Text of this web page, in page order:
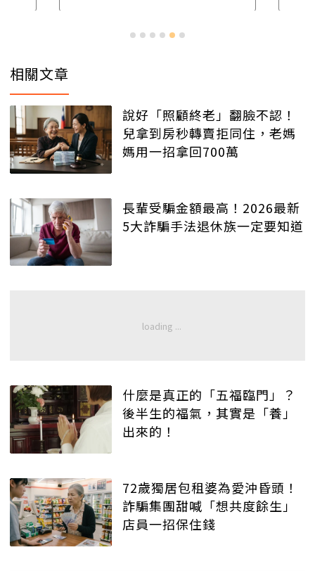
相關文章
說好「照顧終老」翻臉不認！
兒拿到房秒轉賣拒同住，老媽
媽用一招拿回700萬
長輩受騙金額最高！2026最新
5大詐騙手法退休族一定要知道
什麼是真正的「五福臨門」？
後半生的福氣，其實是「養」
出來的！
72歲獨居包租婆為愛沖昏頭！
詐騙集團甜喊「想共度餘生」
店員一招保住錢